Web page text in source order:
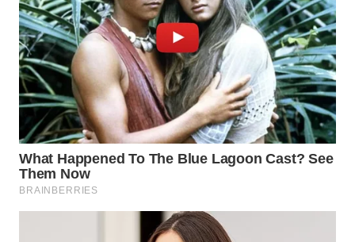
WN
MADURA
WN
SURABAYA
WN
NATUNA
WN